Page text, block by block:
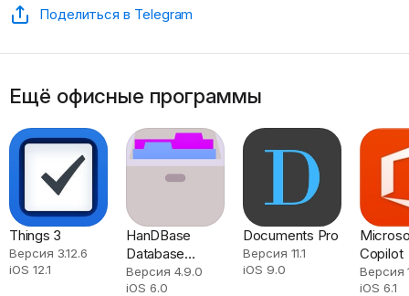
Поделиться в Telegram
Ещё офисные программы
Things 3
Версия 3.12.6
iOS 12.1
HanDBase
Database
Manager
Версия 4.9.0
iOS 6.0
Documents Pro
Версия 11.1
iOS 9.0
Copilot
Версия
iOS 6.1